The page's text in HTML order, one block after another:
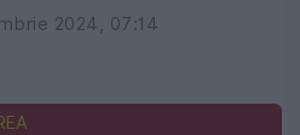
2024, 07:14